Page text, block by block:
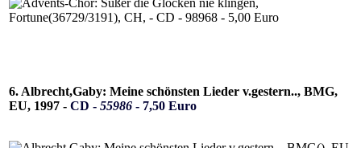
6. Albrecht,Gaby: Meine schönsten Lieder v.gestern.., BMG,
EU, 1997 - CD - 55986 - 7,50 Euro